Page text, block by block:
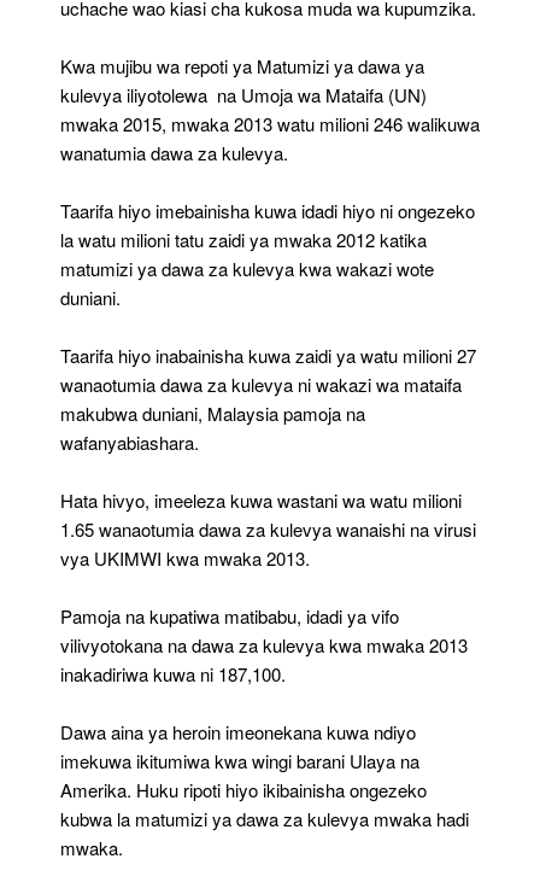
uchache wao kiasi cha kukosa muda wa kupumzika.
Kwa mujibu wa repoti ya Matumizi ya dawa ya
kulevya iliyotolewa na Umoja wa Mataifa (UN)
mwaka 2015, mwaka 2013 watu milioni 246 walikuwa
wanatumia dawa za kulevya.
Taarifa hiyo imebainisha kuwa idadi hiyo ni ongezeko
la watu milioni tatu zaidi ya mwaka 2012 katika
matumizi ya dawa za kulevya kwa wakazi wote
duniani.
Taarifa hiyo inabainisha kuwa zaidi ya watu milioni 27
wanaotumia dawa za kulevya ni wakazi wa mataifa
makubwa duniani, Malaysia pamoja na
wafanyabiashara.
Hata hivyo, imeeleza kuwa wastani wa watu milioni
1.65 wanaotumia dawa za kulevya wanaishi na virusi
vya UKIMWI kwa mwaka 2013.
Pamoja na kupatiwa matibabu, idadi ya vifo
vilivyotokana na dawa za kulevya kwa mwaka 2013
inakadiriwa kuwa ni 187,100.
Dawa aina ya heroin imeonekana kuwa ndiyo
imekuwa ikitumiwa kwa wingi barani Ulaya na
Amerika. Huku ripoti hiyo ikibainisha ongezeko
kubwa la matumizi ya dawa za kulevya mwaka hadi
mwaka.